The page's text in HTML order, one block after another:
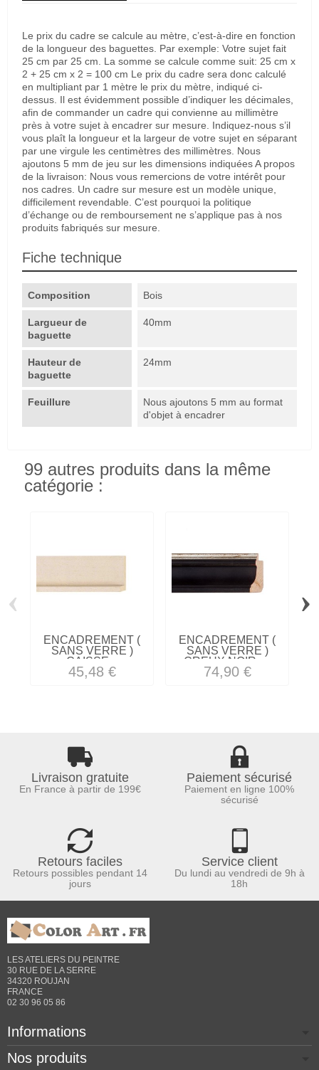
Le prix du cadre se calcule au mètre, c’est-à-dire en fonction
de la longueur des baguettes. Par exemple: Votre sujet fait
25 cm par 25 cm. La somme se calcule comme suit: 25 cm x
2 + 25 cm x 2 = 100 cm Le prix du cadre sera donc calculé
en multipliant par 1 mètre le prix du mètre, indiqué ci-
dessus. Il est évidemment possible d’indiquer les décimales,
afin de commander un cadre qui convienne au millimètre
près à votre sujet à encadrer sur mesure. Indiquez-nous s’il
vous plaît la longueur et la largeur de votre sujet en séparant
par une virgule les centimètres des millimètres. Nous
ajoutons 5 mm de jeu sur les dimensions indiquées A propos
de la livraison: Nous vous remercions de votre intérêt pour
nos cadres. Un cadre sur mesure est un modèle unique,
difficilement revendable. C’est pourquoi la politique
d’échange ou de remboursement ne s’applique pas à nos
produits fabriqués sur mesure.
Fiche technique
Composition Bois
Largueur de
baguette
40mm
Hauteur de
baguette
24mm
Feuillure
Nous ajoutons 5 mm au format
d'objet à encadrer
99 autres produits dans la même
catégorie :
ENCADREMENT (
SANS VERRE )
CAISSE...
45,48 €
ENCADREMENT (
SANS VERRE )
CREUX NOIR -...
74,90 €
‹ ›
Livraison gratuite
En France à partir de 199€
Paiement sécurisé
Paiement en ligne 100%
sécurisé
Retours faciles
Retours possibles pendant 14
jours
Service client
Du lundi au vendredi de 9h à
18h
LES ATELIERS DU PEINTRE
30 RUE DE LA SERRE
34320 ROUJAN
FRANCE
02 30 96 05 86
Informations
Nos produits